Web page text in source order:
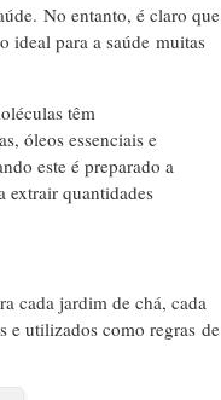
No entanto, é claro que
ideal para a saúde muitas
têm
óleos essenciais e
este é preparado a
extrair quantidades
cada jardim de chá, cada
e utilizados como regras de